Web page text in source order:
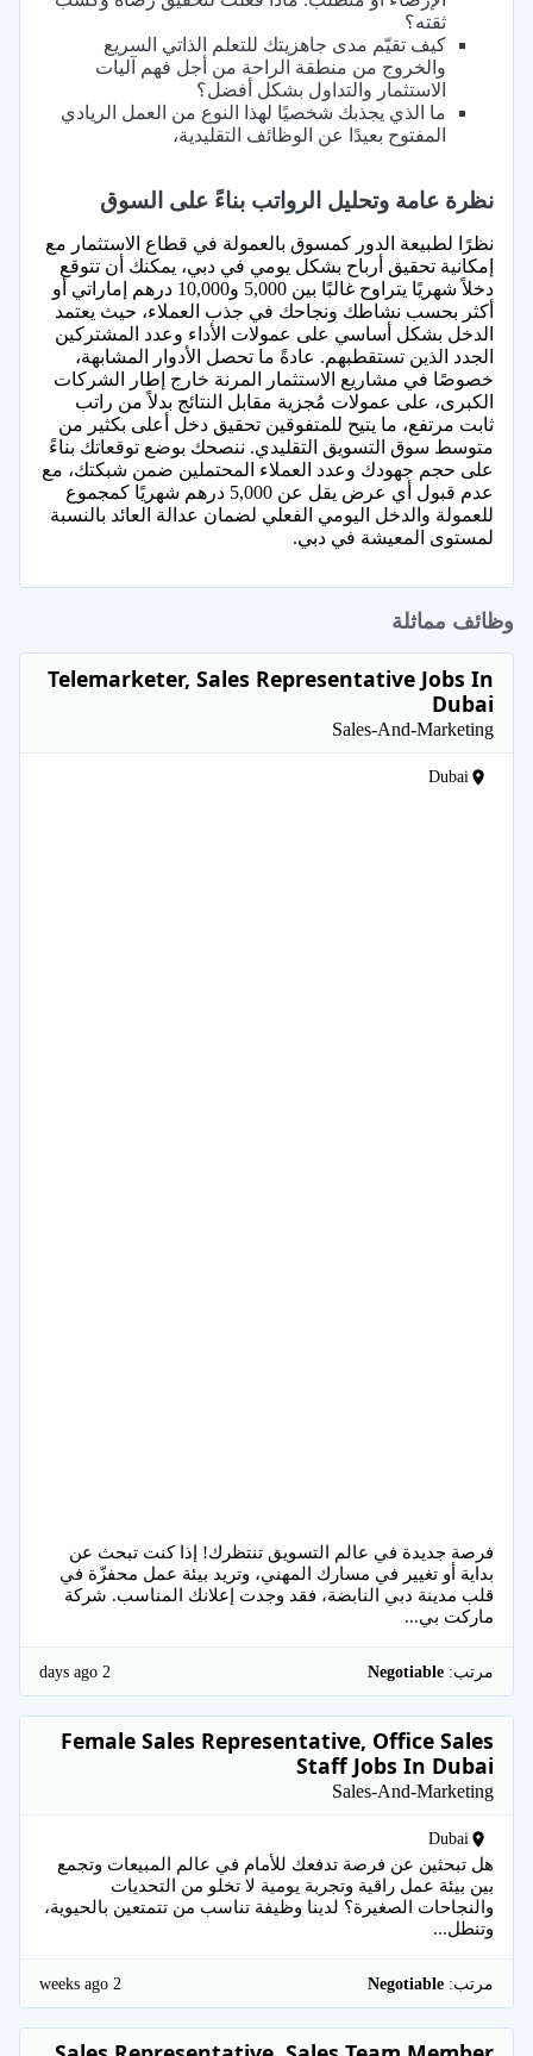
ثقته؟
كيف تقيّم مدى جاهزيتك للتعلم الذاتي السريع
والخروج من منطقة الراحة من أجل فهم آليات
الاستثمار والتداول بشكل أفضل؟
ما الذي يجذبك شخصيًا لهذا النوع من العمل الريادي
المفتوح بعيدًا عن الوظائف التقليدية،
نظرة عامة وتحليل الرواتب بناءً على السوق
نظرًا لطبيعة الدور كمسوق بالعمولة في قطاع الاستثمار مع
إمكانية تحقيق أرباح بشكل يومي في دبي، يمكنك أن تتوقع
دخلاً شهريًا يتراوح غالبًا بين 5,000 و10,000 درهم إماراتي أو
أكثر بحسب نشاطك ونجاحك في جذب العملاء، حيث يعتمد
الدخل بشكل أساسي على عمولات الأداء وعدد المشتركين
الجدد الذين تستقطبهم. عادةً ما تحصل الأدوار المشابهة،
خصوصًا في مشاريع الاستثمار المرنة خارج إطار الشركات
الكبرى، على عمولات مُجزية مقابل النتائج بدلاً من راتب
ثابت مرتفع، ما يتيح للمتفوقين تحقيق دخل أعلى بكثير من
متوسط سوق التسويق التقليدي. ننصحك بوضع توقعاتك بناءً
على حجم جهودك وعدد العملاء المحتملين ضمن شبكتك، مع
عدم قبول أي عرض يقل عن 5,000 درهم شهريًا كمجموع
للعمولة والدخل اليومي الفعلي لضمان عدالة العائد بالنسبة
لمستوى المعيشة في دبي.
وظائف مماثلة
Telemarketer, Sales Representative Jobs In
Dubai
Sales-And-Marketing
Dubai
فرصة جديدة في عالم التسويق تنتظرك! إذا كنت تبحث عن
بداية أو تغيير في مسارك المهني، وتريد بيئة عمل محفزّة في
قلب مدينة دبي النابضة، فقد وجدت إعلانك المناسب. شركة
ماركت بي...
مرتب: 2 days ago
Female Sales Representative, Office Sales
Staff Jobs In Dubai
Sales-And-Marketing
Dubai
هل تبحثين عن فرصة تدفعك للأمام في عالم المبيعات وتجمع
بين بيئة عمل راقية وتجربة يومية لا تخلو من التحديات
والنجاحات الصغيرة؟ لدينا وظيفة تناسب من تتمتعين بالحيوية،
وتنطل...
مرتب: 2 weeks ago